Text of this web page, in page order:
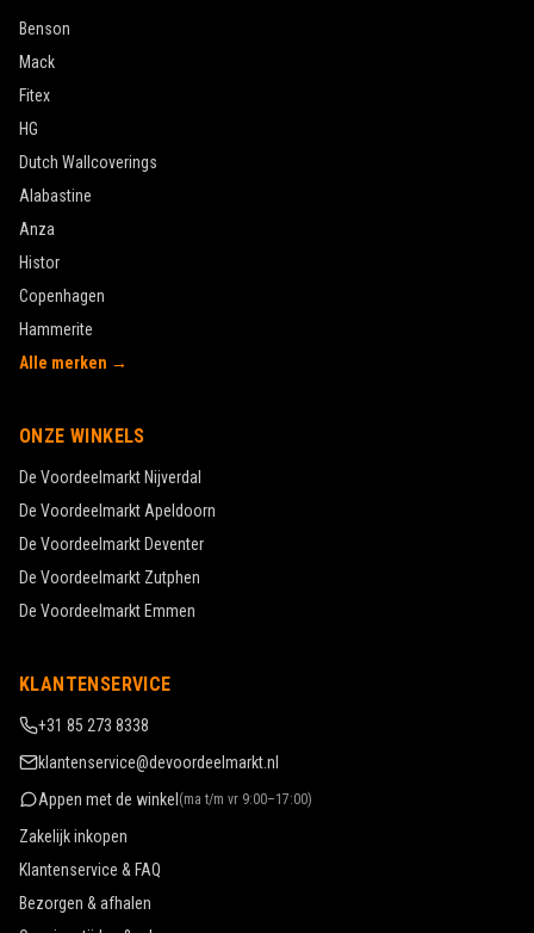
Benson
Mack
Fitex
HG
Dutch Wallcoverings
Alabastine
Anza
Histor
Copenhagen
Hammerite
Alle merken →
ONZE WINKELS
De Voordeelmarkt Nijverdal
De Voordeelmarkt Apeldoorn
De Voordeelmarkt Deventer
De Voordeelmarkt Zutphen
De Voordeelmarkt Emmen
KLANTENSERVICE
+31 85 273 8338
klantenservice@devoordeelmarkt.nl
Appen met de winkel (ma t/m vr 9:00–17:00)
Zakelijk inkopen
Klantenservice & FAQ
Bezorgen & afhalen